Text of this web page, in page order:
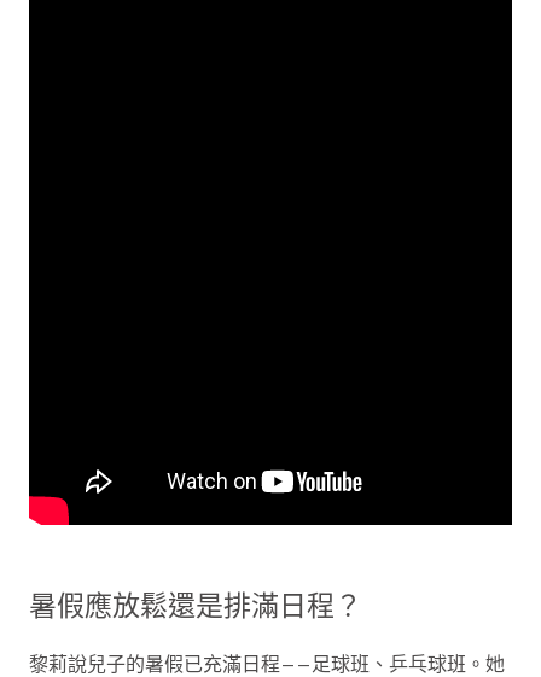
暑假應放鬆還是排滿日程？
黎莉說兒子的暑假已充滿日程——足球班、乒乓球班。她